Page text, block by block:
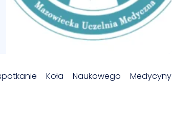
Koła Naukowego Medycyny